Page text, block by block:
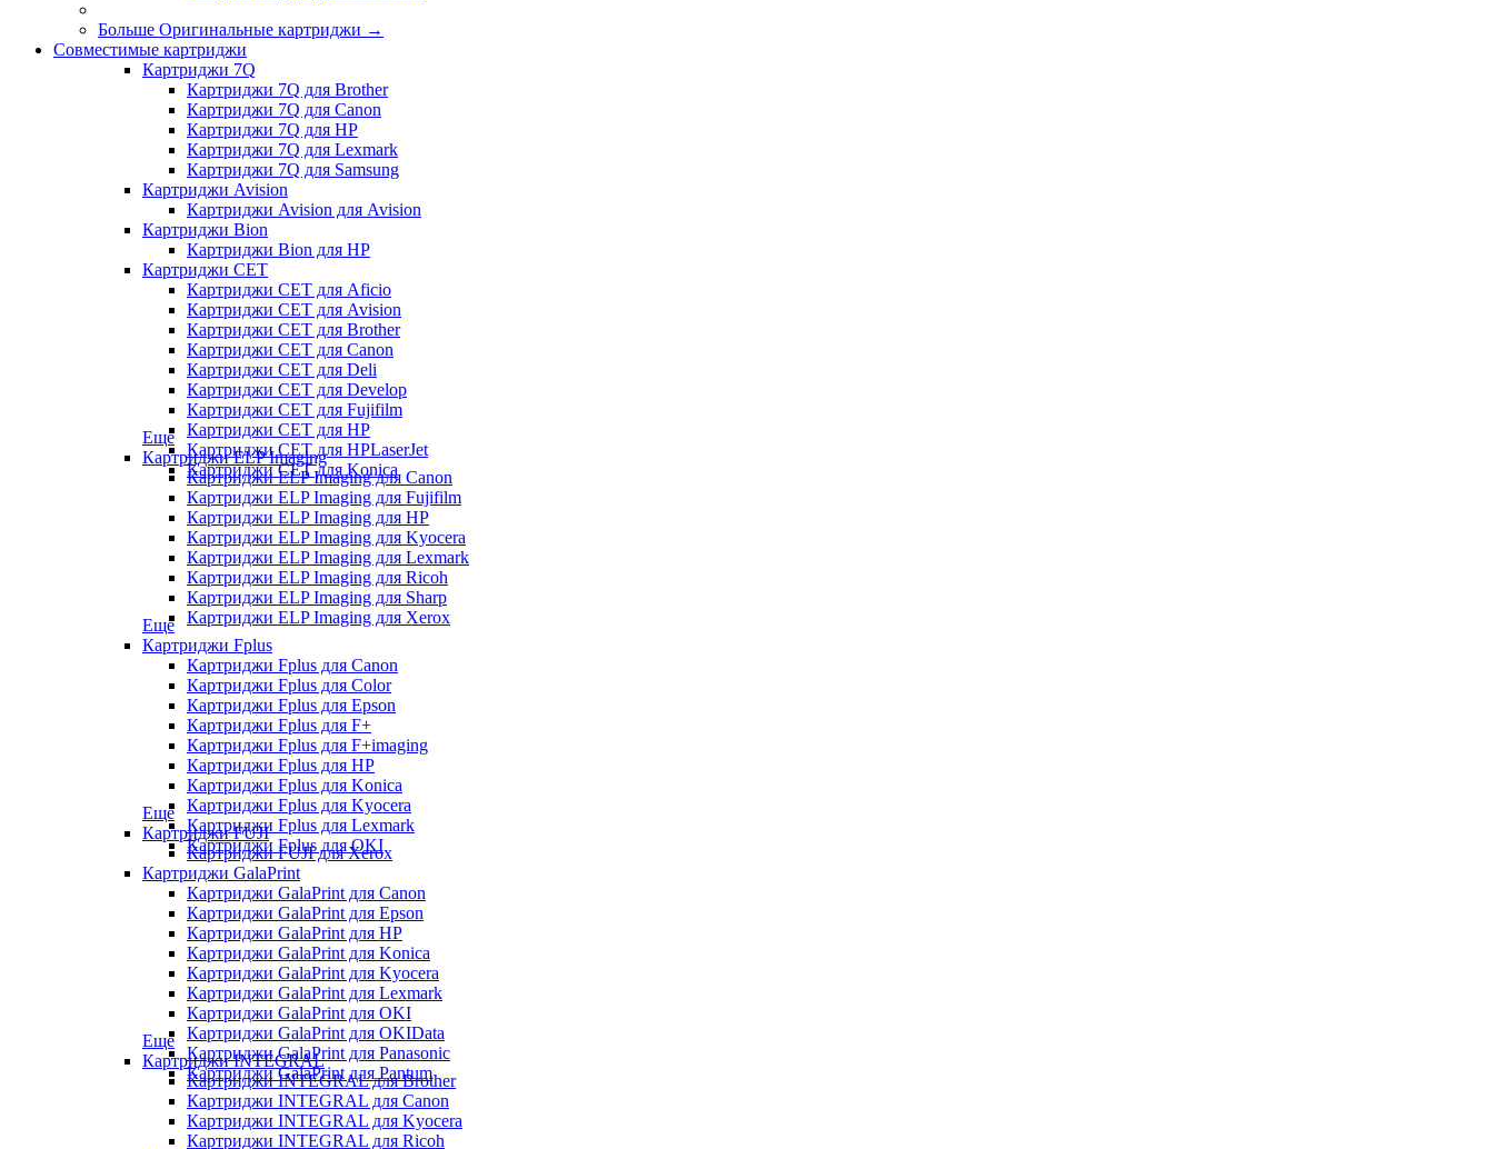
Больше Оригинальные картриджи →
Совместимые картриджи
Картриджи 7Q
Картриджи 7Q для Brother
Картриджи 7Q для Canon
Картриджи 7Q для HP
Картриджи 7Q для Lexmark
Картриджи 7Q для Samsung
Картриджи Avision
Картриджи Avision для Avision
Картриджи Bion
Картриджи Bion для HP
Картриджи CET
Картриджи CET для Aficio
Картриджи CET для Avision
Картриджи CET для Brother
Картриджи CET для Canon
Картриджи CET для Deli
Картриджи CET для Develop
Картриджи CET для Fujifilm
Картриджи CET для HP
Картриджи CET для HPLaserJet
Картриджи CET для Konica
Еще
Картриджи ELP Imaging
Картриджи ELP Imaging для Canon
Картриджи ELP Imaging для Fujifilm
Картриджи ELP Imaging для HP
Картриджи ELP Imaging для Kyocera
Картриджи ELP Imaging для Lexmark
Картриджи ELP Imaging для Ricoh
Картриджи ELP Imaging для Sharp
Картриджи ELP Imaging для Xerox
Еще
Картриджи Fplus
Картриджи Fplus для Canon
Картриджи Fplus для Color
Картриджи Fplus для Epson
Картриджи Fplus для F+
Картриджи Fplus для F+imaging
Картриджи Fplus для HP
Картриджи Fplus для Konica
Картриджи Fplus для Kyocera
Картриджи Fplus для Lexmark
Картриджи Fplus для OKI
Еще
Картриджи FUJI
Картриджи FUJI для Xerox
Картриджи GalaPrint
Картриджи GalaPrint для Canon
Картриджи GalaPrint для Epson
Картриджи GalaPrint для HP
Картриджи GalaPrint для Konica
Картриджи GalaPrint для Kyocera
Картриджи GalaPrint для Lexmark
Картриджи GalaPrint для OKI
Картриджи GalaPrint для OKIData
Картриджи GalaPrint для Panasonic
Картриджи GalaPrint для Pantum
Еще
Картриджи INTEGRAL
Картриджи INTEGRAL для Brother
Картриджи INTEGRAL для Canon
Картриджи INTEGRAL для Kyocera
Картриджи INTEGRAL для Ricoh